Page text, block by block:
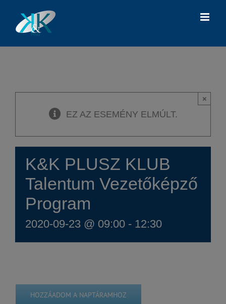
EZ AZ ESEMÉNY ELMÚLT.
×
K&K PLUSZ KLUB
Talentum Vezetőképző
Program
2020-09-23 @ 09:00 - 12:30
HOZZÁADOM A NAPTÁRAMHOZ